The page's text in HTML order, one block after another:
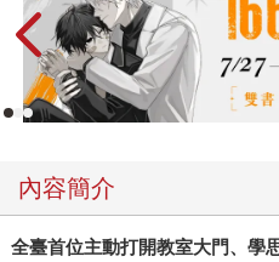
內容簡介
全臺首位主動打開教室大門、學